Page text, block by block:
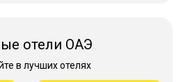
отели ОАЭ
в лучших отелях